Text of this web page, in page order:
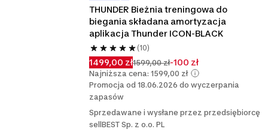
THUNDER Bieżnia treningowa do
biegania składana amortyzacja
aplikacja Thunder ICON-BLACK
(10)
1499,00 zł1599,00 zł-100 zł
Najniższa cena: 1599,00 zł
Promocja od 18.06.2026 do wyczerpania
zapasów
Sprzedawane i wysłane przez przedsiębiorcę
sellBEST Sp. z o.o. PL